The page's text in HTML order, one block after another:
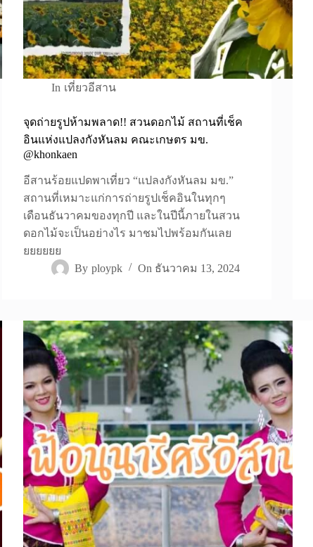
In เที่ยวอีสาน
จุดถ่ายรูปห้ามพลาด!! สวนดอกไม้ สถานที่เช็ค
อินแห่งแปลงกังหันลม คณะเกษตร มข.
@khonkaen
อีสานร้อยแปดพาเที่ยว “แปลงกังหันลม มข.”
สถานที่เหมาะแก่การถ่ายรูปเช็คอินในทุกๆ
เดือนธันวาคมของทุกปี และในปีนี้ภายในสวน
ดอกไม้จะเป็นอย่างไร มาชมไปพร้อมกันเลย
ยยยยยย
By ploypk On ธันวาคม 13, 2024